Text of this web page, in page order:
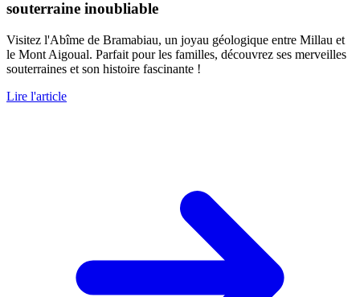
souterraine inoubliable
Visitez l'Abîme de Bramabiau, un joyau géologique entre Millau et
le Mont Aigoual. Parfait pour les familles, découvrez ses merveilles
souterraines et son histoire fascinante !
Lire l'article